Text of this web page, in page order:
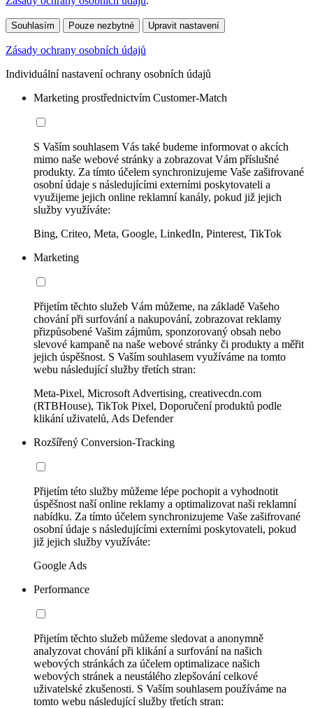
Souhlasím Pouze nezbytné Upravit nastavení
Zásady ochrany osobních údajů
Individuální nastavení ochrany osobních údajů
Marketing prostřednictvím Customer-Match
S Vaším souhlasem Vás také budeme informovat o akcích
mimo naše webové stránky a zobrazovat Vám příslušné
produkty. Za tímto účelem synchronizujeme Vaše zašifrované
osobní údaje s následujícími externími poskytovateli a
využijeme jejich online reklamní kanály, pokud již jejich
služby využíváte:
Bing, Criteo, Meta, Google, LinkedIn, Pinterest, TikTok
Marketing
Přijetím těchto služeb Vám můžeme, na základě Vašeho
chování při surfování a nakupování, zobrazovat reklamy
přizpůsobené Vašim zájmům, sponzorovaný obsah nebo
slevové kampaně na naše webové stránky či produkty a měřit
jejich úspěšnost. S Vaším souhlasem využíváme na tomto
webu následující služby třetích stran:
Meta-Pixel, Microsoft Advertising, creativecdn.com
(RTBHouse), TikTok Pixel, Doporučení produktů podle
klikání uživatelů, Ads Defender
Rozšířený Conversion-Tracking
Přijetím této služby můžeme lépe pochopit a vyhodnotit
úspěšnost naší online reklamy a optimalizovat naši reklamní
nabídku. Za tímto účelem synchronizujeme Vaše zašifrované
osobní údaje s následujícími externími poskytovateli, pokud
již jejich služby využíváte:
Google Ads
Performance
Přijetím těchto služeb můžeme sledovat a anonymně
analyzovat chování při klikání a surfování na našich
webových stránkách za účelem optimalizace našich
webových stránek a neustálého zlepšování celkové
uživatelské zkušenosti. S Vaším souhlasem používáme na
tomto webu následující služby třetích stran: